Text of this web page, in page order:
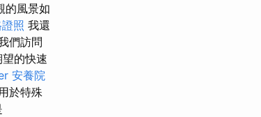
的風景如
照 我還
們訪問
的快速
安養院
於特殊